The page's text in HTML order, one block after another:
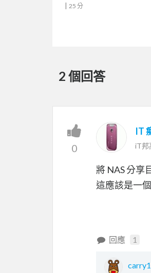
| 25 分
2 個回答
0
IT
iT邦
將 NAS 分享
這應該是一
回應 1